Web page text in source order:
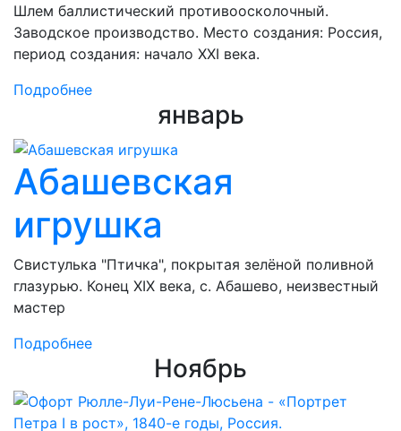
Шлем баллистический противоосколочный.
Заводское производство. Место создания: Россия,
период создания: начало XXI века.
Подробнее
январь
Абашевская
игрушка
Свистулька "Птичка", покрытая зелёной поливной
глазурью. Конец XIX века, с. Абашево, неизвестный
мастер
Подробнее
Ноябрь